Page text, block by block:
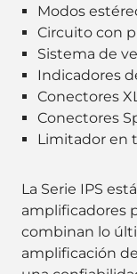
Modos
Circuito con
Sistema de
Indicadores
Conectores
Conectores
Limitador en
La Serie IPS
amplificadores
combinan lo
amplificación